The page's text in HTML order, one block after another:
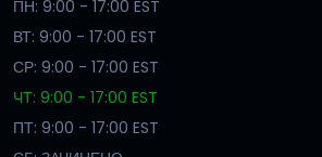
ПН: 9:00 - 17:00 EST
ВТ: 9:00 - 17:00 EST
СР: 9:00 - 17:00 EST
ЧТ: 9:00 - 17:00 EST
ПТ: 9:00 - 17:00 EST